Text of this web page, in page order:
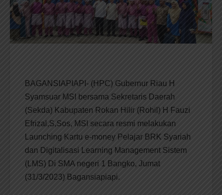
BAGANSIAPIAPI- (HPC) Gubernur Riau H
Syamsuar MSI bersama Sekretaris Daerah
(Sekda) Kabupaten Rokan Hilir (Rohil) H Fauzi
Efrizal,S,Sos, MSI secara resmi melakukan
Launching Kartu e-money Pelajar BRK Syariah
dan Digitalisasi Learning Management Sistem
(LMS) Di SMA negeri 1 Bangko, Jumat
(31/3/2023) Bagansiapiapi.